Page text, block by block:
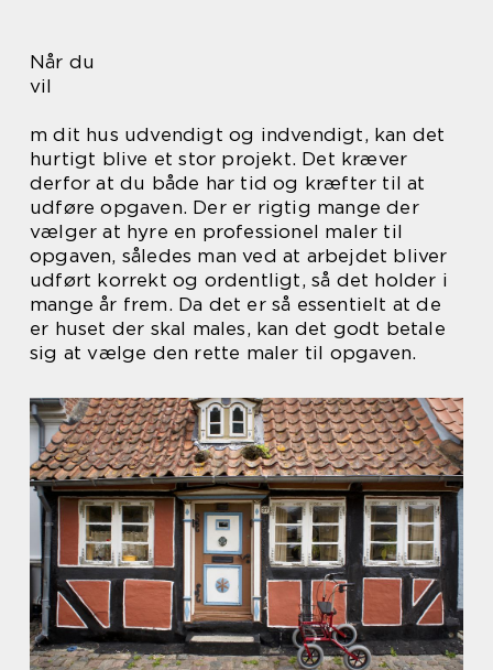
Når du
vil
m dit hus udvendigt og indvendigt, kan det
hurtigt blive et stor projekt. Det kræver
derfor at du både har tid og kræfter til at
udføre opgaven. Der er rigtig mange der
vælger at hyre en professionel maler til
opgaven, således man ved at arbejdet bliver
udført korrekt og ordentligt, så det holder i
mange år frem. Da det er så essentielt at de
er huset der skal males, kan det godt betale
sig at vælge den rette maler til opgaven.